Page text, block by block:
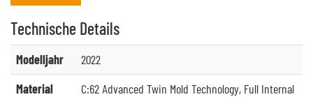
Technische Details
Modelljahr
2022
Material
C:62 Advanced Twin Mold Technology, Full Internal